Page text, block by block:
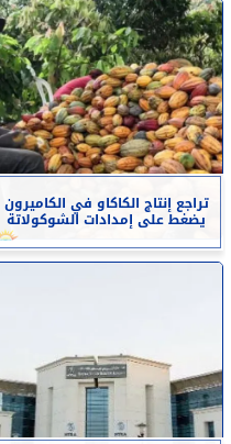
تراجع إنتاج الكاكاو في الكاميرون
يضغط على إمدادات الشوكولاتة